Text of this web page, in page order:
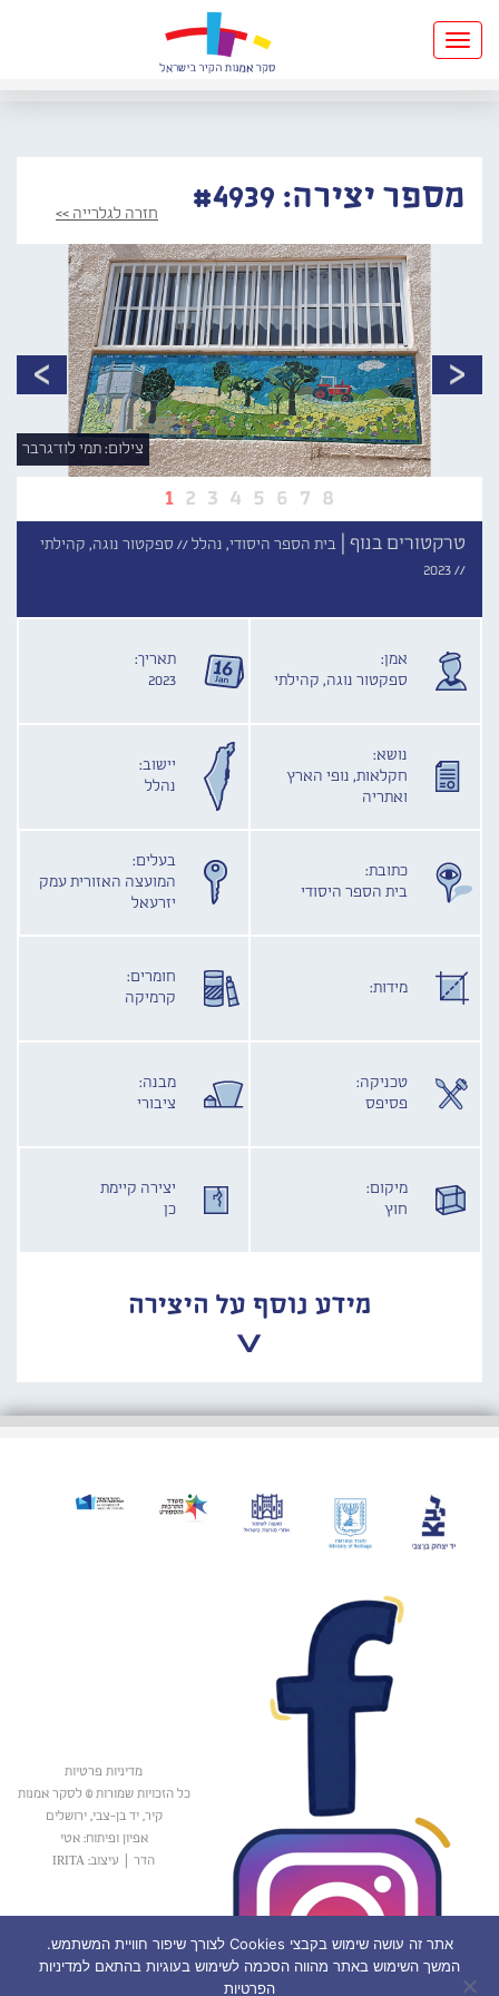
Toggle
navigation
מספר יצירה: #4939 חזרה לגלרייה >>
1 2 3 4 5 6 7 8
צילום: תמי לוז־גרבר
טרקטורים בנוף | בית הספר היסודי, נהלל // ספקטור נוגה, קהילתי
//
2023
אמן:
ספקטור נוגה, קהילתי
תאריך:
2023
נושא:
חקלאות, נופי הארץ
ואתריה
יישוב:
נהלל
כתובת:
בית הספר היסודי
בעלים:
המועצה האזורית עמק
יזרעאל
מידות:
חומרים:
קרמיקה
טכניקה:
פסיפס
מבנה:
ציבורי
מיקום:
חוץ
יצירה קיימת
כן
מידע נוסף על היצירה
מדיניות פרטיות
כל הזכויות שמורות © לסקר אמנות
קיר, יד בן-צבי, ירושלים
אפיון ופיתוח: אטי
הדר
עיצוב: IRITA
אתר זה עושה שימוש בקבצי Cookies לצורך שיפור חוויית המשתמש.
המשך השימוש באתר מהווה הסכמה לשימוש בעוגיות בהתאם למדיניות
הפרטיות